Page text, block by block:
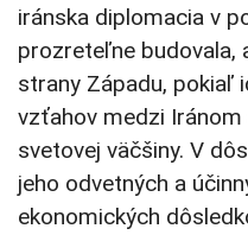
iránska diplomacia v
prozreteľne budovala,
strany Západu, pokiaľ
vzťahov medzi
svetovej väčšiny. V
jeho odvetných a
ekonomických